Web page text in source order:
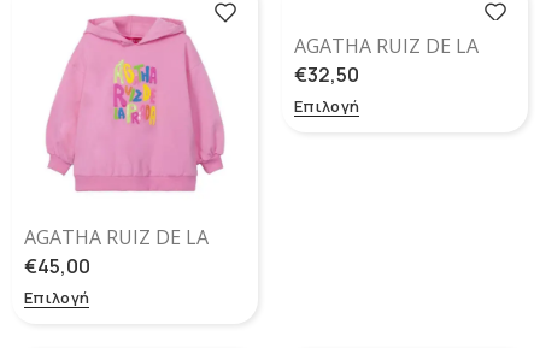
AGATHA RUIZ DE LA
PRADA ΡΟΖ ΦΟΎΤΕΡ
ΜΕ ΚΟΥΚΟΎΛΑ
€45,00
Επιλογή
AGATHA RUIZ DE LA
PRADA ΡΟΖ
ΠΑΝΤΕΛΌΝΙ ΦΌΡΜΑΣ
ΓΙΑ ΚΟΡΊΤΣΙΑ
€32,50
Επιλογή